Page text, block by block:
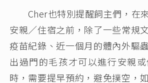
Cher也特別提醒飼主們，在
安親／住宿之前，除了一些常規
疫苗紀錄、近一個月的體內外驅
出過門的毛孩才可以進行安親
時，需要提早預約，避免撲空，